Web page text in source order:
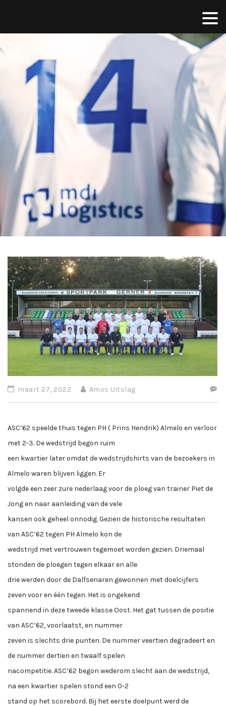
maart 27, 2022 Amos Uitslag
ASC’62 speelde thuis tegen PH ( Prins Hendrik) Almelo en verloor
met 2-3. De wedstrijd begon ruim
een kwartier later omdat de wedstrijdshirts van de bezoekers in
Almelo waren blijven liggen. Er
volgde een zeer zure nederlaag voor de ploeg van trainer Piet de
Jong en naar aanleiding van de vele
kansen ook geheel onnodig. Gezien de historische resultaten
van ASC’62 tegen PH Almelo kon de
wedstrijd met vertrouwen tegemoet worden gezien. Driemaal
stonden de ploegen tegen elkaar en alle
drie werden door de Dalfsenaren gewonnen met doelcijfers
zeven voor en één tegen. Het is ongekend
spannend in deze tweede klasse Oost. Het gat tussen de positie
van ASC’62, voorlaatst, en nummer
zeven is slechts drie punten. De nummer veertien degradeert en
de nummer dertien en twaalf spelen
nacompetitie. ASC’62 begon wederom slecht aan de wedstrijd,
na een kwartier spelen stond een 0-2
stand op het scorebord. Bij het eerste doelpunt werd de